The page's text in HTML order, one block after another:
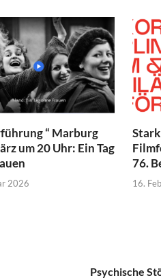
“ Marburg
um 20 Uhr: Ein Tag
2026
76.
16.
Psychische